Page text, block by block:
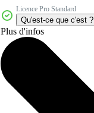
Licence Pro Standard
Qu'est-ce que c'est ?
Plus d'infos